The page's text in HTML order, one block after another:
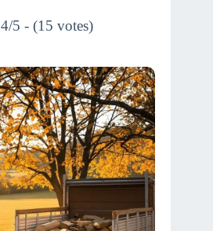
4/5 - (15 votes)